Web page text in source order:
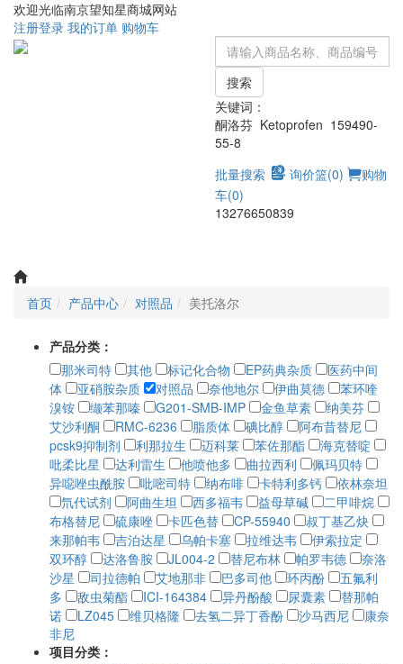
欢迎光临南京望知星商城网站
注册登录 我的订单 购物车
搜索
关键词：
酮洛芬 Ketoprofen 159490-
55-8
批量搜索
询价篮(0)
购物
车(0)
13276650839
首页 产品中心 对照品 美托洛尔
产品分类：
那米司特
其他 标记化合物 EP药典杂质
医药中间
体
亚硝胺杂质 对照品 奈他地尔 伊曲莫德
苯环喹
溴铵
缬苯那嗪 G201-SMB-IMP 金鱼草素
纳美芬
艾沙利酮
RMC-6236 脂质体 碘比醇
阿布昔替尼
pcsk9抑制剂
利那拉生 迈科莱 苯佐那酯
海克替啶
吡柔比星
达利雷生 他喷他多 曲拉西利
佩玛贝特
异噁唑虫酰胺
吡嘧司特 纳布啡 卡特利多钙
依林奈坦
氘代试剂
阿曲生坦 西多福韦 益母草碱
二甲啡烷
布格替尼
硫康唑 卡匹色替 CP-55940
叔丁基乙炔
来那帕韦
吉泊达星 乌帕卡塞 拉维达韦
伊索拉定
双环醇
达洛鲁胺 JL004-2 替尼布林 帕罗韦德
奈洛
沙星
司拉德帕 艾地那非 巴多司他 环丙酚
五氟利
多
敌虫菊酯 ICI-164384 异丹酚酸 尿囊素
替那帕
诺
LZ045 维贝格隆 去氢二异丁香酚 沙马西尼
康奈
非尼
项目分类：